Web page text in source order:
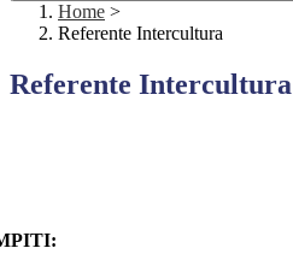
Home >
Referente Intercultura
Referente Intercultura